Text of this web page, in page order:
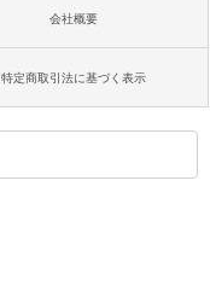
会社概要
特定商取引法に基づく表示